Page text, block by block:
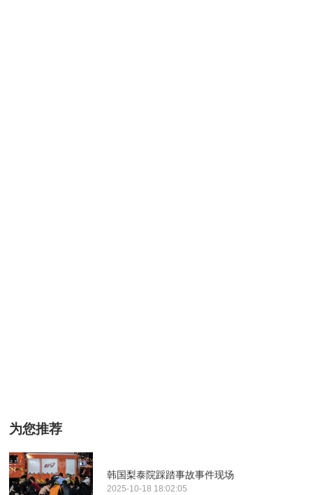
为您推荐
韩国梨泰院踩踏事故事件现场
2025-10-18 18:02:05